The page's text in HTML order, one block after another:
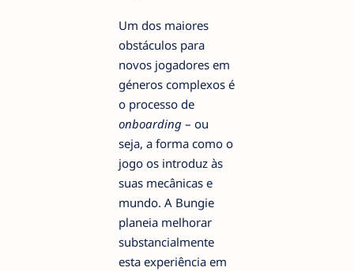
Um dos maiores
obstáculos para
novos jogadores em
géneros complexos é
o processo de
onboarding – ou
seja, a forma como o
jogo os introduz às
suas mecânicas e
mundo. A Bungie
planeia melhorar
substancialmente
esta experiência em